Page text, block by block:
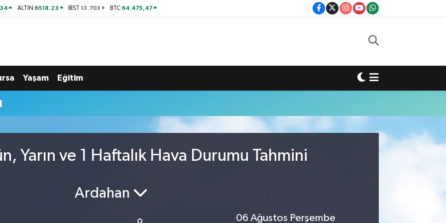
ALTIN 6518.23 BİST13.703 BTC 64.475,47
Yaşam Eğitim
Yarın ve 1 Haftalık Hava Durumu Tahmini
Ardahan
06 Ağustos Perşembe